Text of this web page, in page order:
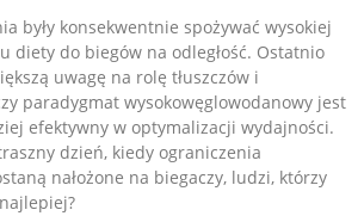
były konsekwentnie spożywać wysokiej
diety do biegów na odległość. Ostatnio
uwagę na rolę tłuszczów i
paradygmat wysokowęglowodanowy jest
efektywny w optymalizacji wydajności.
dzień, kiedy ograniczenia
nałożone na biegaczy, ludzi, którzy